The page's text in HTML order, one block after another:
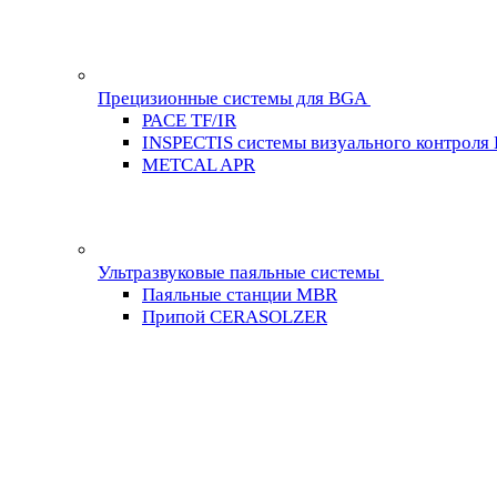
Прецизионные системы для BGA
PACE TF/IR
INSPECTIS системы визуального контроля
METCAL APR
Ультразвуковые паяльные системы
Паяльные станции MBR
Припой CERASOLZER